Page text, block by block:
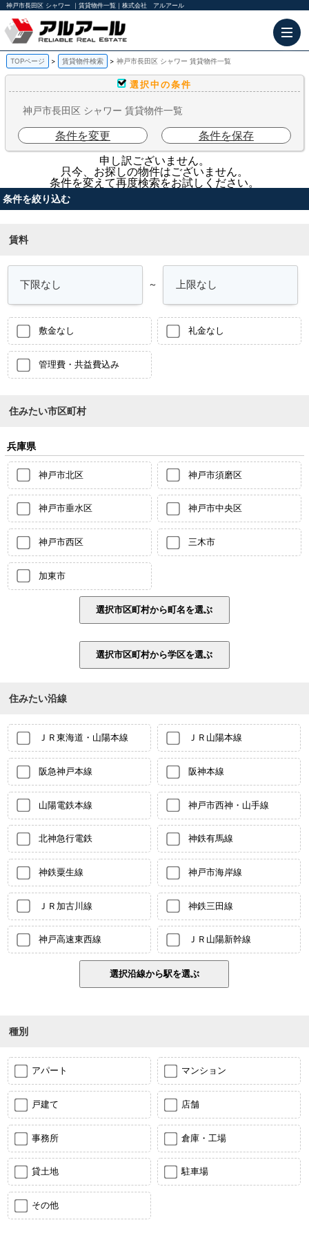
神戸市長田区 シャワー ｜賃貸物件一覧｜株式会社 アルアール
TOPページ 賃貸物件検索 神戸市長田区 シャワー 賃貸物件一覧
選択中の条件
神戸市長田区 シャワー 賃貸物件一覧
条件を変更
条件を保存
申し訳ございません。
只今、お探しの物件はございません。
条件を変えて再度検索をお試しください。
条件を絞り込む
賃料
～
敷金なし 礼金なし
管理費・共益費込み
住みたい市区町村
兵庫県
神戸市北区 神戸市須磨区
神戸市垂水区 神戸市中央区
神戸市西区 三木市
加東市
住みたい沿線
ＪＲ東海道・山陽本線 ＪＲ山陽本線
阪急神戸本線 阪神本線
山陽電鉄本線 神戸市西神・山手線
北神急行電鉄 神鉄有馬線
神鉄粟生線 神戸市海岸線
ＪＲ加古川線 神鉄三田線
神戸高速東西線 ＪＲ山陽新幹線
種別
アパート マンション
戸建て 店舗
事務所 倉庫・工場
貸土地 駐車場
その他